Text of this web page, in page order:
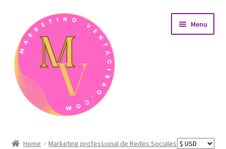
navigation
content
Menu
Home
Marketing professional de Redes Sociales